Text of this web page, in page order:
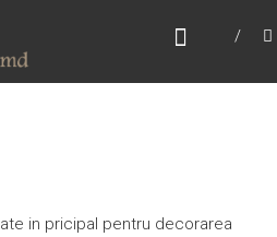
in pricipal pentru decorarea